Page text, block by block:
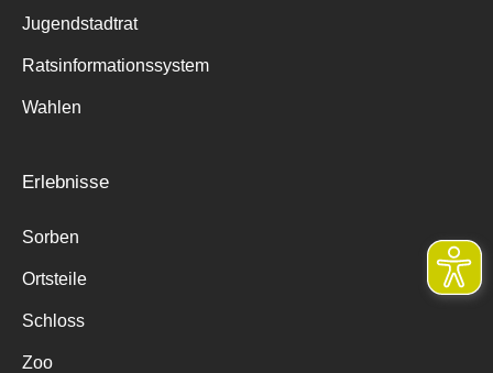
Jugendstadtrat
Ratsinformationssystem
Wahlen
Erlebnisse
Sorben
Ortsteile
Schloss
Zoo